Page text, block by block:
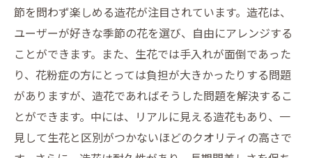
節を問わず楽しめる造花が注目されています。造花は、
ユーザーが好きな季節の花を選び、自由にアレンジする
ことができます。また、生花では手入れが面倒であった
り、花粉症の方にとっては負担が大きかったりする問題
がありますが、造花であればそうした問題を解決するこ
とができます。中には、リアルに見える造花もあり、一
見して生花と区別がつかないほどのクオリティの高さで